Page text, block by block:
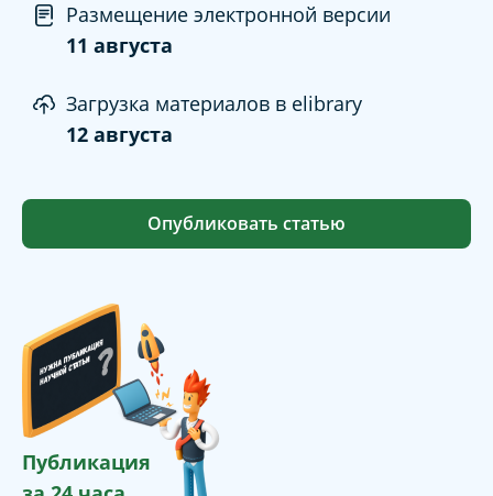
Размещение электронной версии
11 августа
Загрузка материалов в elibrary
12 августа
Опубликовать статью
Публикация